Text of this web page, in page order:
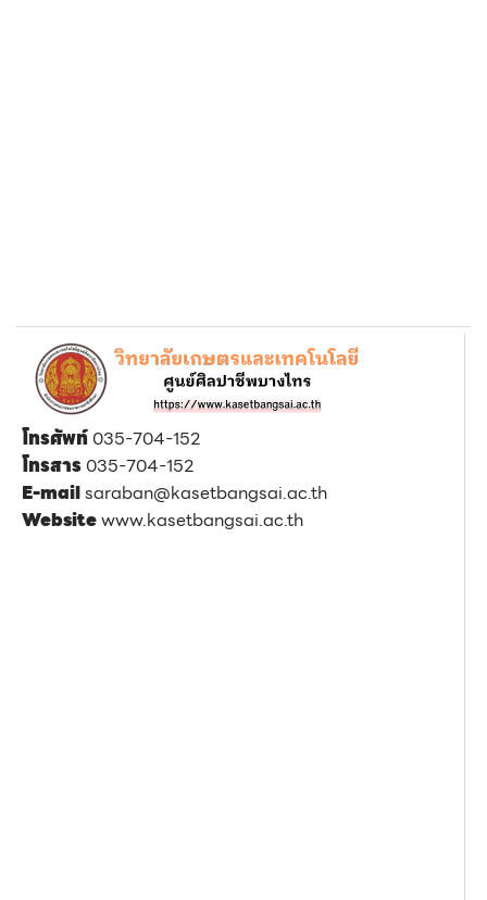
โทรศัพท์ 035-704-152
โทรสาร 035-704-152
E-mailsaraban@kasetbangsai.ac.th
Websitewww.kasetbangsai.ac.th